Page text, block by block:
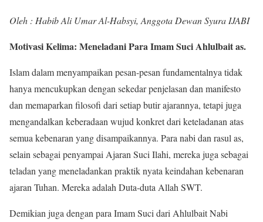
Oleh : Habib Ali Umar Al-Habsyi, Anggota Dewan Syura IJABI
Motivasi Kelima: Meneladani Para Imam Suci Ahlulbait as.
Islam dalam menyampaikan pesan-pesan fundamentalnya tidak
hanya mencukupkan dengan sekedar penjelasan dan manifesto
dan memaparkan filosofi dari setiap butir ajarannya, tetapi juga
mengandalkan keberadaan wujud konkret dari keteladanan atas
semua kebenaran yang disampaikannya. Para nabi dan rasul as,
selain sebagai penyampai Ajaran Suci Ilahi, mereka juga sebagai
teladan yang meneladankan praktik nyata keindahan kebenaran
ajaran Tuhan. Mereka adalah Duta-duta Allah SWT.
Demikian juga dengan para Imam Suci dari Ahlulbait Nabi